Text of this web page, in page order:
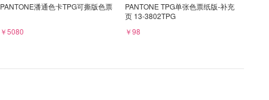
PANTONE潘通色卡TPG可撕版色票
￥5080
PANTONE TPG单张色票纸版-补充
页 13-3802TPG
￥98